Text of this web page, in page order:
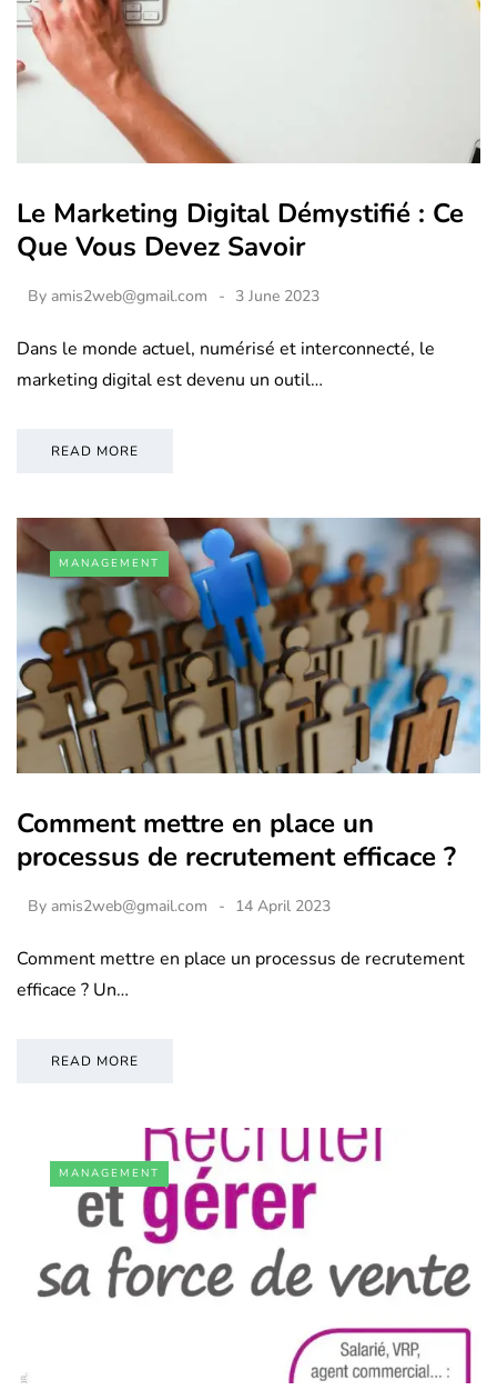
Le Marketing Digital Démystifié : Ce
Que Vous Devez Savoir
By amis2web@gmail.com 3 June 2023
Dans le monde actuel, numérisé et interconnecté, le
marketing digital est devenu un outil…
READ MORE
MANAGEMENT
Comment mettre en place un
processus de recrutement efficace ?
By amis2web@gmail.com 14 April 2023
Comment mettre en place un processus de recrutement
efficace ? Un…
READ MORE
MANAGEMENT